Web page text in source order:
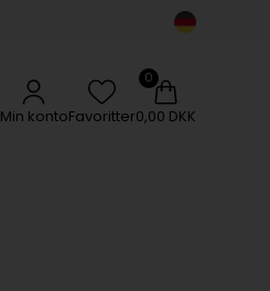
Min kontoFavoritter0,00 DKK
Woods Copenhagen